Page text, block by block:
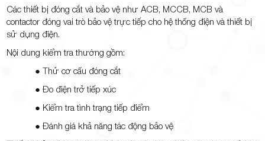
Các thiết bị đóng cắt và bảo vệ như ACB, MCCB, MCB và
contactor đóng vai trò bảo vệ trực tiếp cho hệ thống điện và thiết bị
sử dụng điện.
Nội dung kiểm tra thường gồm:
● Thử cơ cấu đóng cắt
● Đo điện trở tiếp xúc
● Kiểm tra tình trạng tiếp điểm
● Đánh giá khả năng tác động bảo vệ